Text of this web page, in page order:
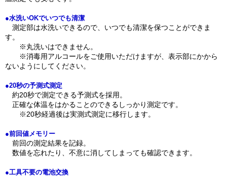
●水洗いOKでいつでも清潔
測定部は水洗いできるので、いつでも清潔を保つことができま
す。
※丸洗いはできません。
※消毒用アルコールをご使用いただけますが、表示部にかから
ないようにしてください。
●20秒の予測式測定
約20秒で測定できる予測式を採用。
正確な体温をはかることのできるしっかり測定です。
※20秒経過後は実測式測定に移行します。
●前回値メモリー
前回の測定結果を記録。
数値を忘れたり、不意に消してしまっても確認できます。
●工具不要の電池交換